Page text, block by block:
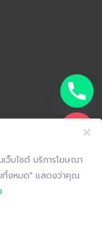
เว็บไซต์ บริการโฆษณา
บทั้งหมด" แสดงว่าคุณ